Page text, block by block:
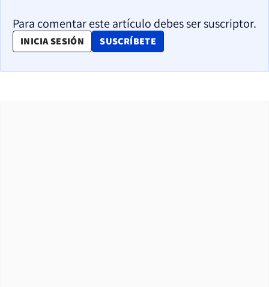
Para comentar este artículo debes ser suscriptor.
INICIA SESIÓN SUSCRÍBETE
OPENS IN NEW WINDOW